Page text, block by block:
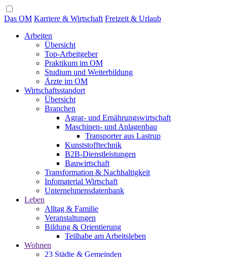
Das OM Karriere & Wirtschaft Freizeit & Urlaub
Arbeiten
Übersicht
Top-Arbeitgeber
Praktikum im OM
Studium und Weiterbildung
Ärzte im OM
Wirtschaftsstandort
Übersicht
Branchen
Agrar- und Ernährungswirtschaft
Maschinen- und Anlagenbau
Transporter aus Lastrup
Kunststofftechnik
B2B-Dienstleistungen
Bauwirtschaft
Transformation & Nachhaltigkeit
Infomaterial Wirtschaft
Unternehmensdatenbank
Leben
Alltag & Familie
Veranstaltungen
Bildung & Orientierung
Teilhabe am Arbeitsleben
Wohnen
23 Städte & Gemeinden